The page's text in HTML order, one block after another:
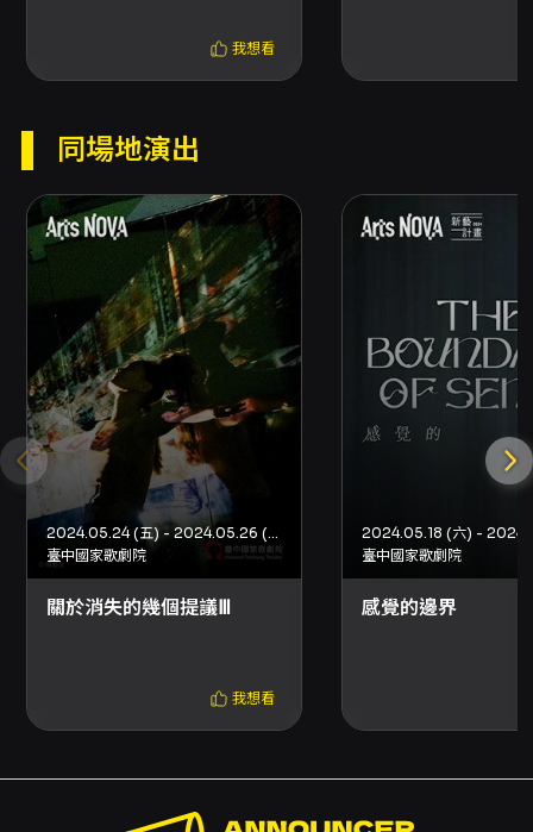
我想看
同場地演出
2024.05.24 (五) - 2024.05.26 (日)
臺中國家歌劇院
關於消失的幾個提議Ⅲ
我想看
2024.05.18 (六) -
臺中國家歌劇院
感覺的邊界